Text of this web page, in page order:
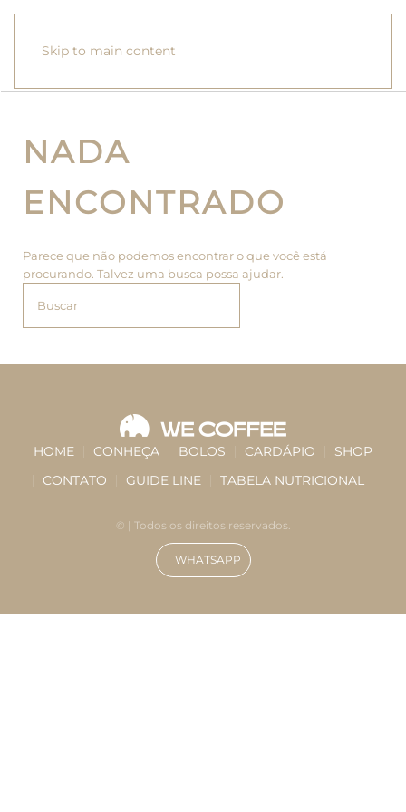
Skip to main content
NADA
ENCONTRADO
Parece que não podemos encontrar o que você está
procurando. Talvez uma busca possa ajudar.
HOME CONHEÇA BOLOS CARDÁPIO
SHOP
CONTATO
GUIDE LINE TABELA NUTRICIONAL
© | Todos os direitos reservados.
WHATSAPP